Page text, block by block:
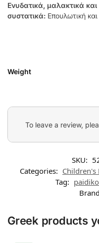
Ενυδατικά, μαλακτικά και
συστατικά: Επουλωτική
Weight
To leave a review,
SKU:
Categories: Children's
Tag:
Greek products